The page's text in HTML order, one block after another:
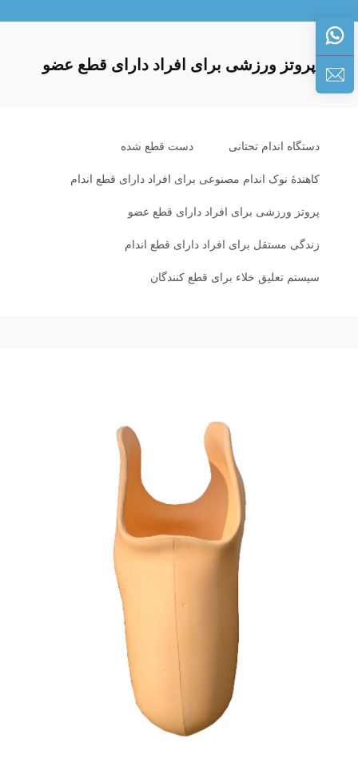
پروتز ورزشی برای افراد دارای قطع عضو
دستگاه اندام تحتانی دست قطع شده
کاهندهٔ نوک اندام مصنوعی برای افراد دارای قطع اندام
پروتز ورزشی برای افراد دارای قطع عضو
زندگی مستقل برای افراد دارای قطع اندام
سیستم تعلیق خلاء برای قطع کنندگان